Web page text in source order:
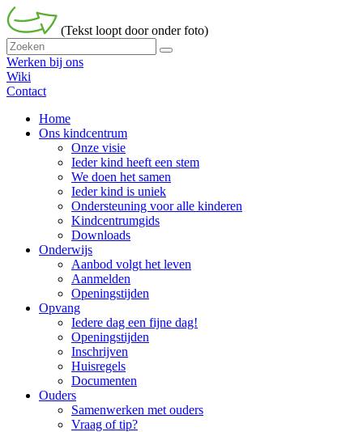
(Tekst loopt door onder foto)
Werken bij ons
Wiki
Contact
Home
Ons kindcentrum
Onze visie
Ieder kind heeft een stem
We doen het samen
Ieder kind is uniek
Ondersteuning voor alle kinderen
Kindcentrumgids
Downloads
Onderwijs
Aanbod volgt het leven
Aanmelden
Openingstijden
Opvang
Iedere dag een fijne dag!
Openingstijden
Inschrijven
Huisregels
Documenten
Ouders
Samenwerken met ouders
Vraag of tip?